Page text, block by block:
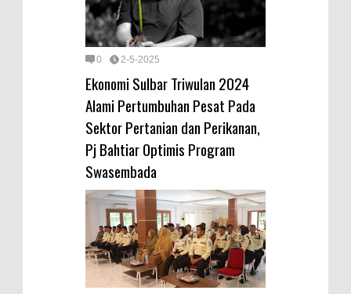
0 2-5-2025
Ekonomi Sulbar Triwulan 2024
Alami Pertumbuhan Pesat Pada
Sektor Pertanian dan Perikanan,
Pj Bahtiar Optimis Program
Swasembada